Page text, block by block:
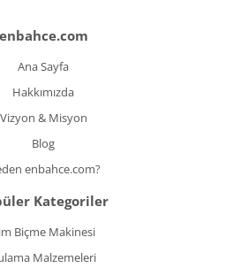
enbahce.com
Ana Sayfa
Hakkımızda
Vizyon & Misyon
Blog
enbahce.com?
Kategoriler
Biçme Makinesi
Malzemeleri